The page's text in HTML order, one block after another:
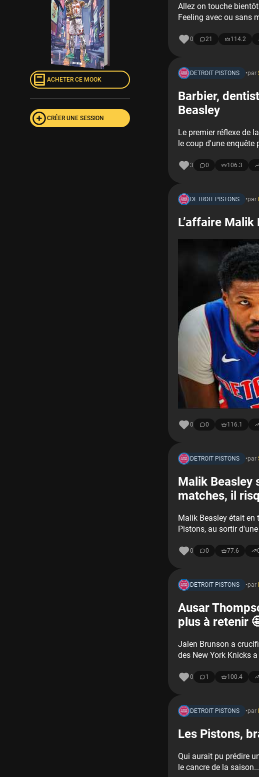
Allez on touche
Feeling avec ou sans
0 21 114.2
DETROIT PISTONS •par
Barbier,
Beasley
Le premier réflexe de
le coup d'une enquête
3 0 106.3
DETROIT PISTONS •par
L’affaire
0 0 116.1
DETROIT PISTONS •par
Malik Beasley
matches, il
Malik Beasley était en
Pistons, au sortir
0 0 77.6
DETROIT PISTONS •par
Ausar
plus à retenir
Jalen Brunson a
des New York Knicks a
0 1 100.4
DETROIT PISTONS •par
Les Pistons,
Qui aurait pu prédire
le cancre de la saison...
ACHETER CE MOOK
CRÉER UNE SESSION